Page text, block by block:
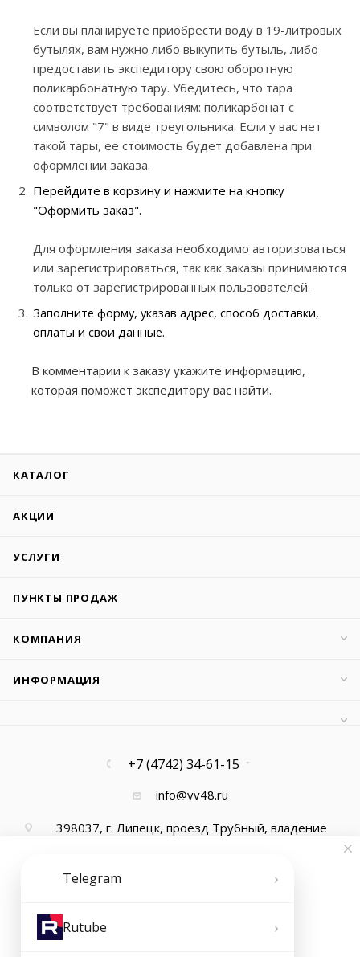
Если вы планируете приобрести воду в 19-литровых
бутылях, вам нужно либо выкупить бутыль, либо
предоставить экспедитору свою оборотную
поликарбонатную тару. Убедитесь, что тара
соответствует требованиям: поликарбонат с
символом "7" в виде треугольника. Если у вас нет
такой тары, ее стоимость будет добавлена при
оформлении заказа.
Перейдите в корзину и нажмите на кнопку
"Оформить заказ".
Для оформления заказа необходимо авторизоваться
или зарегистрироваться, так как заказы принимаются
только от зарегистрированных пользователей.
Заполните форму, указав адрес, способ доставки,
оплаты и свои данные.
В комментарии к заказу укажите информацию,
которая поможет экспедитору вас найти.
КАТАЛОГ
АКЦИИ
УСЛУГИ
ПУНКТЫ ПРОДАЖ
КОМПАНИЯ
ИНФОРМАЦИЯ
+7 (4742) 34-61-15
info@vv48.ru
398037, г. Липецк, проезд Трубный, владение
Telegram ›
Rutube ›